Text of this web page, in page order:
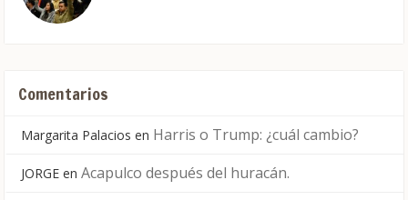
Comentarios
Margarita Palacios en Harris o Trump: ¿cuál cambio?
JORGE en Acapulco después del huracán.